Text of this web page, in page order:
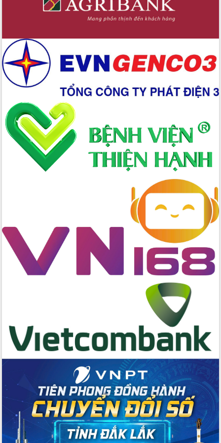
Xây dựng nền hành chính số đồng
hành cùng nông dân dân, doanh nghiệp
đấu có 77% xã đạt chuẩn nông thôn
Chuyển đổi số 'mở đường' cho nông
nghiệp Đắk Lắk tăng trưởng bứt phá
Triển khai đồng bộ đo đạc, lập hồ sơ
địa chính, hoàn thiện cơ sở dữ liệu đất
đai
Ứng dụng sinh trắc học - Bước tiến
trong hành trình chuyển đổi số tại Đắk
Lắk
Đắk Lắk nâng cao hiệu quả công tác
Đảng từ Sổ tay đảng viên điện tử
cấp xã
Đắk Lắk phát động hưởng ứng Ngày
Quyền của người tiêu dùng Việt Nam
2026
Đẩy mạnh cải cách hành chính, quyết
Phó Bí thư Tỉnh ủy Đắk Lắk Đỗ Hữu
Huy giữ chức Bí thư Đảng ủy Ủy Ban
Nhân dân tỉnh
Bệnh án điện tử thúc đẩy chuyển đổi
Chuyển đổi số thư viện: Mở rộng
không gian tri thức trong thời đại số
Đánh giá, rút kinh nghiệm công tác tổ
chức diễn tập trước ngày bầu cử
Chương trình “Gặp gỡ hữu nghị –
Friendship Meeting New Year 2026”